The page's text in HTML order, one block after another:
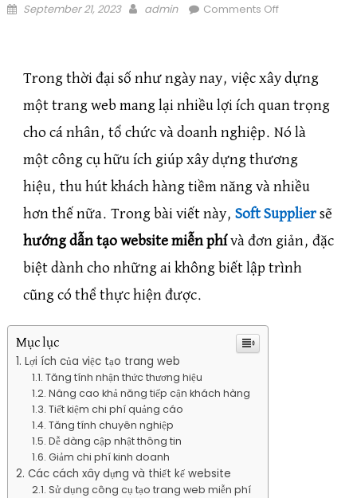
Posted on
September 21, 2023 Author
admin Comments Offon Hướng Dẫn
Không Biết Lập
Trình
Trong thời đại số như ngày nay, việc xây dựng
một trang web mang lại nhiều lợi ích quan trọng
cho cá nhân, tổ chức và doanh nghiệp. Nó là
một công cụ hữu ích giúp xây dựng thương
hiệu, thu hút khách hàng tiềm năng và nhiều
hơn thế nữa. Trong bài viết này, Soft Suppliersẽ
hướng dẫn tạo website miễn phívà đơn giản, đặc
biệt dành cho những ai không biết lập trình
cũng có thể thực hiện được.
Mục lục
Lợi ích của việc tạo trang web
Tăng tính nhận thức thương hiệu
Nâng cao khả năng tiếp cận khách hàng
Tiết kiệm chi phí quảng cáo
Tăng tính chuyên nghiệp
Dễ dàng cập nhật thông tin
Giảm chi phí kinh doanh
Các cách xây dựng và thiết kế website
Sử dụng công cụ tạo trang web miễn phí